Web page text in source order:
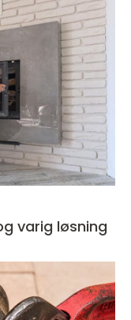
og varig løsning